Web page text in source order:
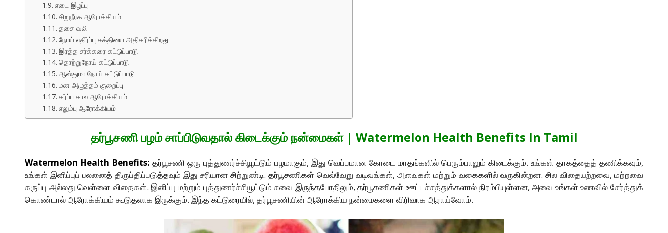
எடை இழப்பு
சிறுநீரக ஆரோக்கியம்
தசை வலி
நோய் எதிர்ப்பு சக்தியை அதிகரிக்கிறது
இரத்த சர்க்கரை கட்டுப்பாடு
தொற்றுநோய் கட்டுப்பாடு
ஆஸ்துமா நோய் கட்டுப்பாடு
மன அழுத்தம் குறைப்பு
கர்ப்ப கால ஆரோக்கியம்
எலும்பு ஆரோக்கியம்
தர்பூசணி பழம் சாப்பிடுவதால் கிடைக்கும் நன்மைகள் | Watermelon Health Benefits In Tamil
Watermelon Health Benefits: தர்பூசணி ஒரு புத்துணர்ச்சியூட்டும் பழமாகும், இது வெப்பமான கோடை மாதங்களில் பெரும்பாலும் கிடைக்கும். உங்கள் தாகத்தைத் தணிக்கவும்,
உங்கள் இனிப்புப் பலனைத் திருப்திப்படுத்தவும் இது சரியான சிற்றுண்டி. தர்பூசணிகள் வெவ்வேறு வடிவங்கள், அளவுகள் மற்றும் வகைகளில் வருகின்றன. சில விதையற்றவை, மற்றவை
கருப்பு அல்லது வெள்ளை விதைகள். இனிப்பு மற்றும் புத்துணர்ச்சியூட்டும் சுவை இருந்தபோதிலும், தர்பூசணிகள் ஊட்டச்சத்துக்களால் நிரம்பியுள்ளன, அவை உங்கள் உணவில் சேர்த்துக்
கொண்டால் ஆரோக்கியம் கூடுதலாக இருக்கும். இந்த கட்டுரையில், தர்பூசணியின் ஆரோக்கிய நன்மைகளை விரிவாக ஆராய்வோம்.